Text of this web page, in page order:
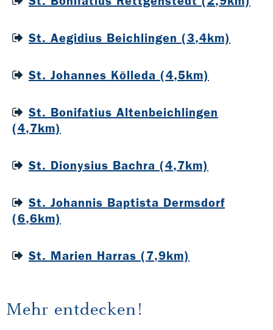
St. Aegidius Beichlingen (3,4km)
St. Johannes Kölleda (4,5km)
St. Bonifatius Altenbeichlingen
(4,7km)
St. Dionysius Bachra (4,7km)
St. Johannis Baptista Dermsdorf
(6,6km)
St. Marien Harras (7,9km)
Mehr entdecken!